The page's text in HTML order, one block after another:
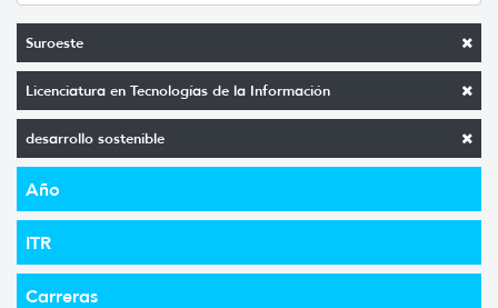
Suroeste
Licenciatura en Tecnologías de la Información
desarrollo sostenible
Año
ITR
Carreras